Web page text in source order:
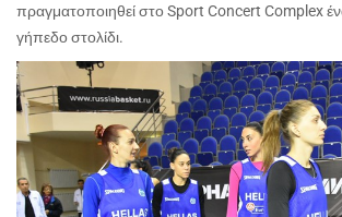
πραγματοποιηθεί στο Sport Concert Complex
γήπεδο στολίδι.